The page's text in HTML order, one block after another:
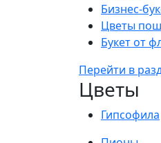
Бизнес-
Цветы
Букет от
Перейти в
Цветы
Гипсофила